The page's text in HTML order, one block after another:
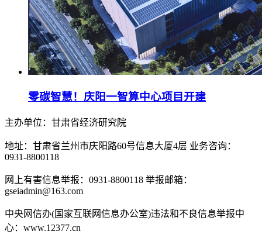
零碳智慧！庆阳一智算中心项目开建
主办单位：甘肃省经济研究院
地址：甘肃省兰州市庆阳路60号信息大厦4层 业务咨询：
0931-8800118
网上有害信息举报：0931-8800118 举报邮箱：
gseiadmin@163.com
中央网信办(国家互联网信息办公室)违法和不良信息举报中
心：www.12377.cn